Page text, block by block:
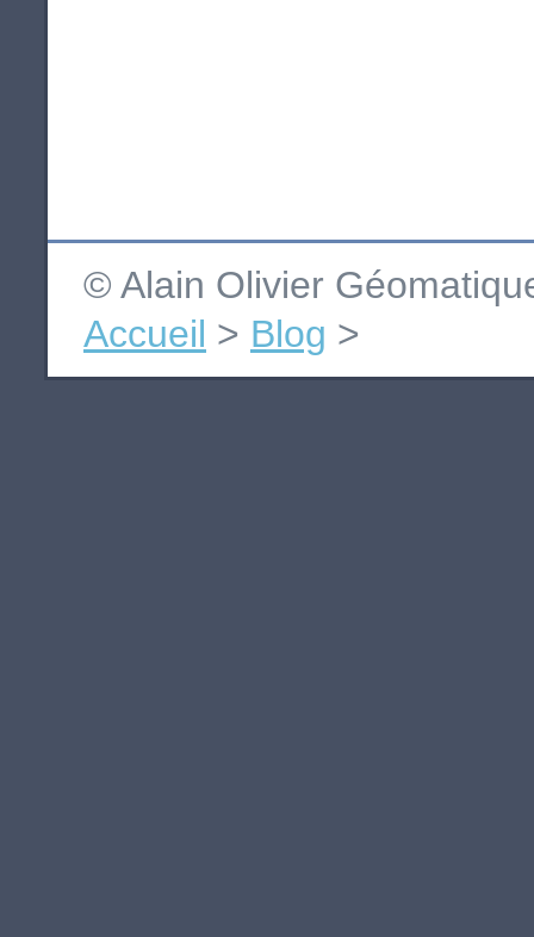
© Alain Olivier
Accueil > Blog >